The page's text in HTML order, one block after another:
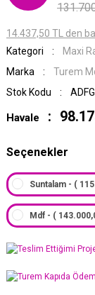
14.437,50 TL den
Kategori
Maxi
Marka
Turem
Stok Kodu
Havale
Seçenekler
Suntalam - (
Mdf - (